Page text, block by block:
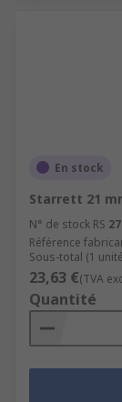
En stock
Starrett 21
N° de stock RS
Référence
Sous-total (1
23,63 €(TVA
Quantité